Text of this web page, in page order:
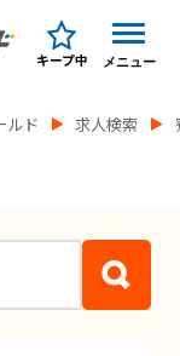
キープ中 メニュー
ルド 求人検索